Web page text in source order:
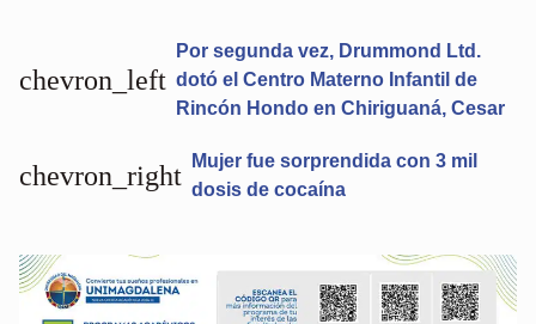
chevron_left
Por segunda vez, Drummond Ltd.
dotó el Centro Materno Infantil de
Rincón Hondo en Chiriguaná, Cesar
Mujer fue sorprendida con 3 mil
dosis de cocaína
chevron_right